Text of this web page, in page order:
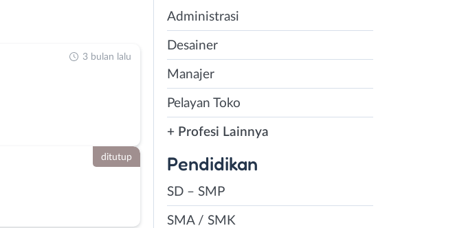
3 bulan lalu
ditutup
Administrasi
Desainer
Manajer
Pelayan Toko
+ Profesi Lainnya
Pendidikan
SD – SMP
SMA / SMK